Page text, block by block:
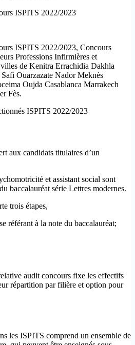
ISPITS 2022/2023
ISPITS 2022/2023, Concours
Professions Infirmières et
de Kenitra Errachidia Dakhla
Ouarzazate Nador Meknès
Oujda Casablanca Marrakech
Fès.
ISPITS 2022/2023
aux candidats titulaires d’un
et assistant social sont
baccalauréat série Lettres modernes.
trois étapes,
référant à la note du baccalauréat;
audit concours fixe les effectifs
répartition par filière et option pour
les ISPITS comprend un ensemble de